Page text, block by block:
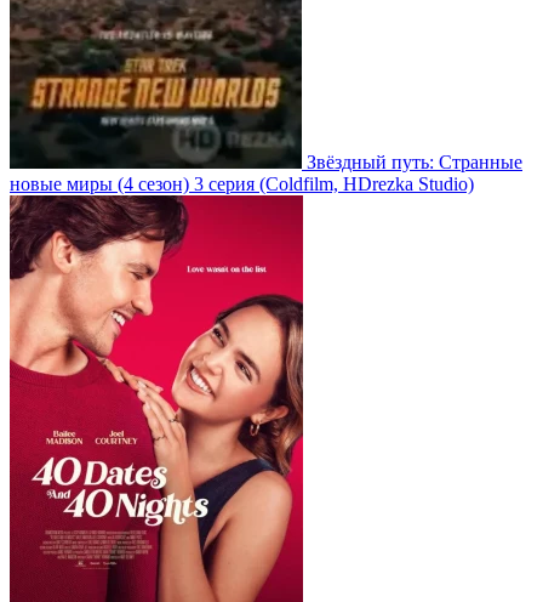
Звёздный путь: Странные
новые миры (4 сезон) 3 серия (Coldfilm, HDrezka Studio)